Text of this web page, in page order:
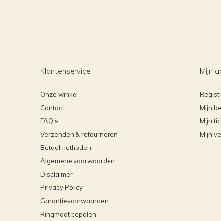
Klantenservice
Onze winkel
Contact
FAQ's
Verzenden & retourneren
Betaalmethoden
Algemene voorwaarden
Disclaimer
Privacy Policy
Garantievoorwaarden
Ringmaat bepalen
Mijn
Mijn
Mijn
Mijn